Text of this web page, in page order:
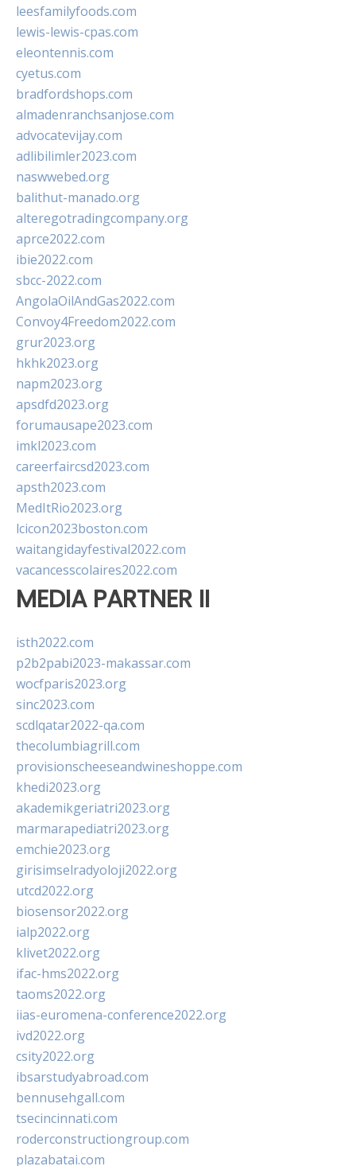
leesfamilyfoods.com
lewis-lewis-cpas.com
eleontennis.com
cyetus.com
bradfordshops.com
almadenranchsanjose.com
advocatevijay.com
adlibilimler2023.com
naswwebed.org
balithut-manado.org
alteregotradingcompany.org
aprce2022.com
ibie2022.com
sbcc-2022.com
AngolaOilAndGas2022.com
Convoy4Freedom2022.com
grur2023.org
hkhk2023.org
napm2023.org
apsdfd2023.org
forumausape2023.com
imkl2023.com
careerfaircsd2023.com
apsth2023.com
MedItRio2023.org
lcicon2023boston.com
waitangidayfestival2022.com
vacancesscolaires2022.com
MEDIA PARTNER II
isth2022.com
p2b2pabi2023-makassar.com
wocfparis2023.org
sinc2023.com
scdlqatar2022-qa.com
thecolumbiagrill.com
provisionscheeseandwineshoppe.com
khedi2023.org
akademikgeriatri2023.org
marmarapediatri2023.org
emchie2023.org
girisimselradyoloji2022.org
utcd2022.org
biosensor2022.org
ialp2022.org
klivet2022.org
ifac-hms2022.org
taoms2022.org
iias-euromena-conference2022.org
ivd2022.org
csity2022.org
ibsarstudyabroad.com
bennusehgall.com
tsecincinnati.com
roderconstructiongroup.com
plazabatai.com